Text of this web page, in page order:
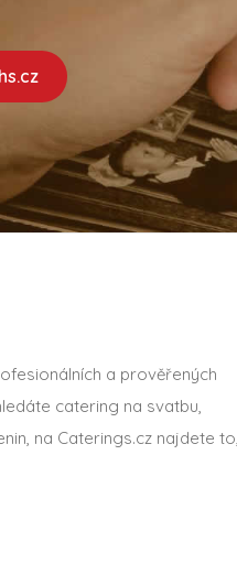
a prověřených
catering na svatbu,
na Caterings.cz najdete to,